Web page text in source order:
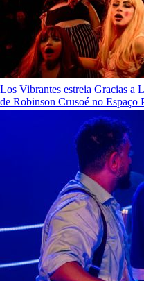
Los Vibrantes estreia Gracias a
de Robinson Crusoé no Espaço